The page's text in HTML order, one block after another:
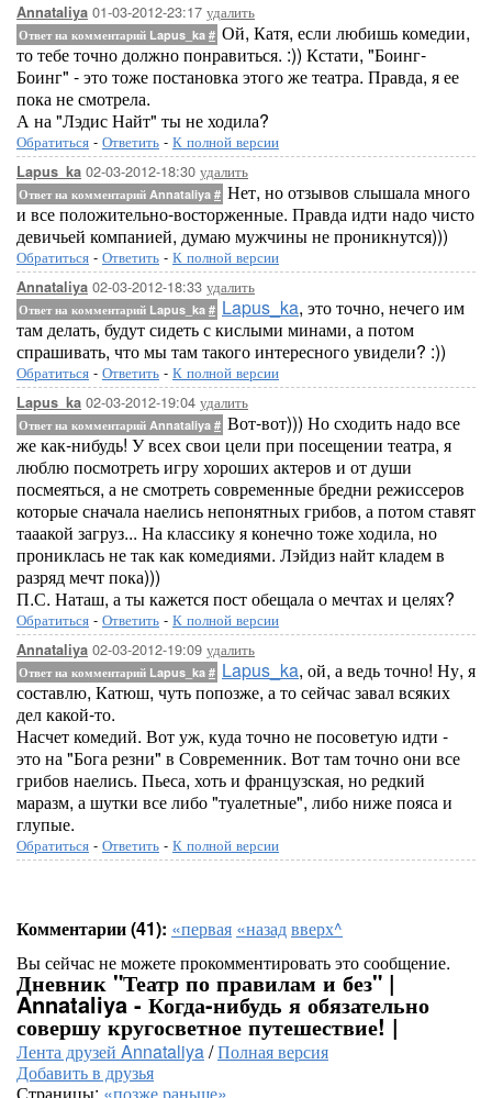
Annataliya 01-03-2012-23:17 удалить
Ответ на комментарий Lapus_ka # Ой, Катя, если любишь комедии,
то тебе точно должно понравиться. :)) Кстати, "Боинг-
Боинг" - это тоже постановка этого же театра. Правда, я ее
пока не смотрела.
А на "Лэдис Найт" ты не ходила?
Обратиться - Ответить - К полной версии
Lapus_ka 02-03-2012-18:30 удалить
Ответ на комментарий Annataliya # Нет, но отзывов слышала много
и все положительно-восторженные. Правда идти надо чисто
девичьей компанией, думаю мужчины не проникнутся)))
Обратиться - Ответить - К полной версии
Annataliya 02-03-2012-18:33 удалить
Ответ на комментарий Lapus_ka # Lapus_ka, это точно, нечего им
там делать, будут сидеть с кислыми минами, а потом
спрашивать, что мы там такого интересного увидели? :))
Обратиться - Ответить - К полной версии
Lapus_ka 02-03-2012-19:04 удалить
Ответ на комментарий Annataliya # Вот-вот))) Но сходить надо все
же как-нибудь! У всех свои цели при посещении театра, я
люблю посмотреть игру хороших актеров и от души
посмеяться, а не смотреть современные бредни режиссеров
которые сначала наелись непонятных грибов, а потом ставят
тааакой загруз... На классику я конечно тоже ходила, но
прониклась не так как комедиями. Лэйдиз найт кладем в
разряд мечт пока)))
П.С. Наташ, а ты кажется пост обещала о мечтах и целях?
Обратиться - Ответить - К полной версии
Annataliya 02-03-2012-19:09 удалить
Ответ на комментарий Lapus_ka # Lapus_ka, ой, а ведь точно! Ну, я
составлю, Катюш, чуть попозже, а то сейчас завал всяких
дел какой-то.
Насчет комедий. Вот уж, куда точно не посоветую идти -
это на "Бога резни" в Современник. Вот там точно они все
грибов наелись. Пьеса, хоть и французская, но редкий
маразм, а шутки все либо "туалетные", либо ниже пояса и
глупые.
Обратиться - Ответить - К полной версии
Комментарии (41): «первая «назадвверх^
Вы сейчас не можете прокомментировать это сообщение.
Дневник "Театр по правилам и без" |
Annataliya - Когда-нибудь я обязательно
совершу кругосветное путешествие! |
Лента друзей Annataliya/Полная версия
Добавить в друзья